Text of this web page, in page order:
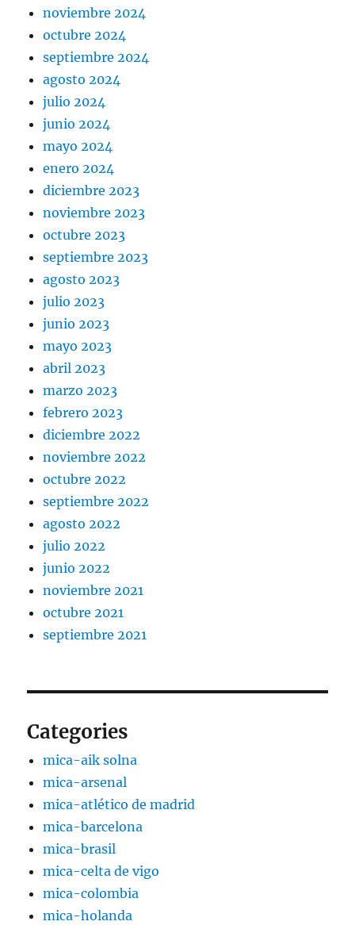
noviembre 2024
octubre 2024
septiembre 2024
agosto 2024
julio 2024
junio 2024
mayo 2024
enero 2024
diciembre 2023
noviembre 2023
octubre 2023
septiembre 2023
agosto 2023
julio 2023
junio 2023
mayo 2023
abril 2023
marzo 2023
febrero 2023
diciembre 2022
noviembre 2022
octubre 2022
septiembre 2022
agosto 2022
julio 2022
junio 2022
noviembre 2021
octubre 2021
septiembre 2021
Categories
mica-aik solna
mica-arsenal
mica-atlético de madrid
mica-barcelona
mica-brasil
mica-celta de vigo
mica-colombia
mica-holanda